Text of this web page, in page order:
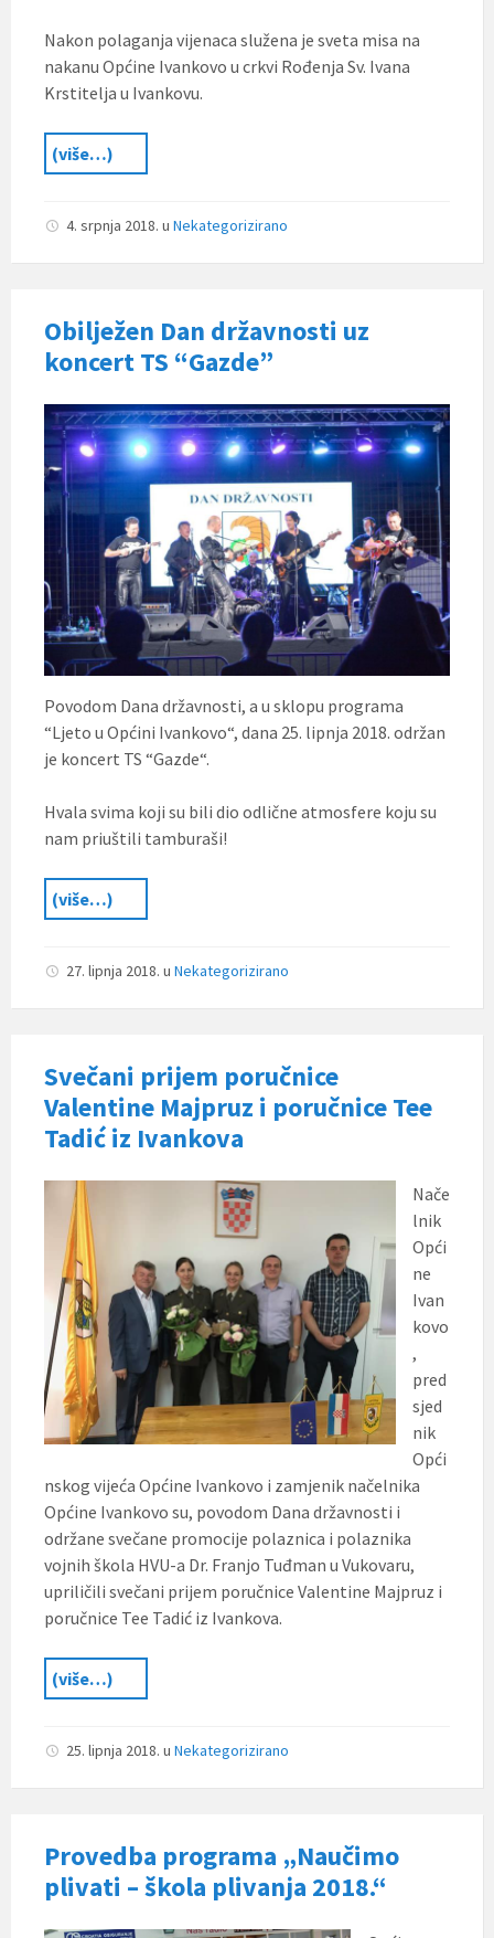
Nakon polaganja vijenaca služena je sveta misa na
nakanu Općine Ivankovo u crkvi Rođenja Sv. Ivana
Krstitelja u Ivankovu.
(više…)
4. srpnja 2018. u Nekategorizirano
Obilježen Dan državnosti uz
koncert TS “Gazde”
Povodom Dana državnosti, a u sklopu programa
“Ljeto u Općini Ivankovo“, dana 25. lipnja 2018. održan
je koncert TS “Gazde“.
Hvala svima koji su bili dio odlične atmosfere koju su
nam priuštili tamburaši!
(više…)
27. lipnja 2018. u Nekategorizirano
Svečani prijem poručnice
Valentine Majpruz i poručnice Tee
Tadić iz Ivankova
Nače
lnik
Opći
ne
Ivan
kovo
,
pred
sjed
nik
Opći
nskog vijeća Općine Ivankovo i zamjenik načelnika
Općine Ivankovo su, povodom Dana državnosti i
održane svečane promocije polaznica i polaznika
vojnih škola HVU-a Dr. Franjo Tuđman u Vukovaru,
upriličili svečani prijem poručnice Valentine Majpruz i
poručnice Tee Tadić iz Ivankova.
(više…)
25. lipnja 2018. u Nekategorizirano
Provedba programa „Naučimo
plivati – škola plivanja 2018.“